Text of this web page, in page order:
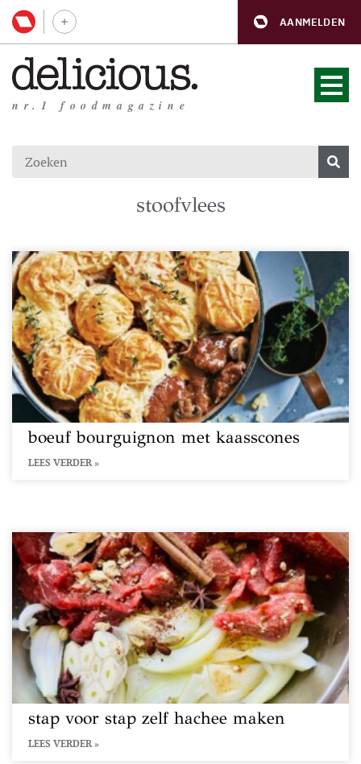
AANMELDEN
nr.1 foodmagazine
stoofvlees
boeuf bourguignon met kaasscones
LEES VERDER »
stap voor stap zelf hachee maken
LEES VERDER »